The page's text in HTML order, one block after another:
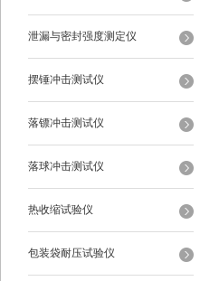
泄漏与密封强度测定仪
摆锤冲击测试仪
落镖冲击测试仪
落球冲击测试仪
热收缩试验仪
包装袋耐压试验仪